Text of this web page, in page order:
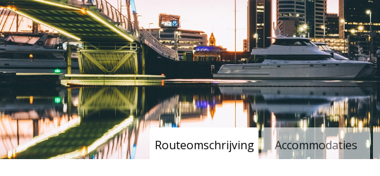
Routeomschrijving Accommodaties